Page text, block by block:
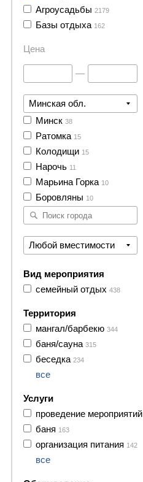
Агроусадьбы 2179
Базы отдыха 162
Цена
—
Минская обл.
Минск 38
Ратомка 15
Колодищи 15
Нарочь 11
Марьина Горка 10
Боровляны 10
Любой вместимости
Вид мероприятия
семейный отдых 438
Территория
мангал/барбекю 344
баня/сауна 315
беседка 234
все
Услуги
проведение мероприятий
баня 163
организация питания 142
все